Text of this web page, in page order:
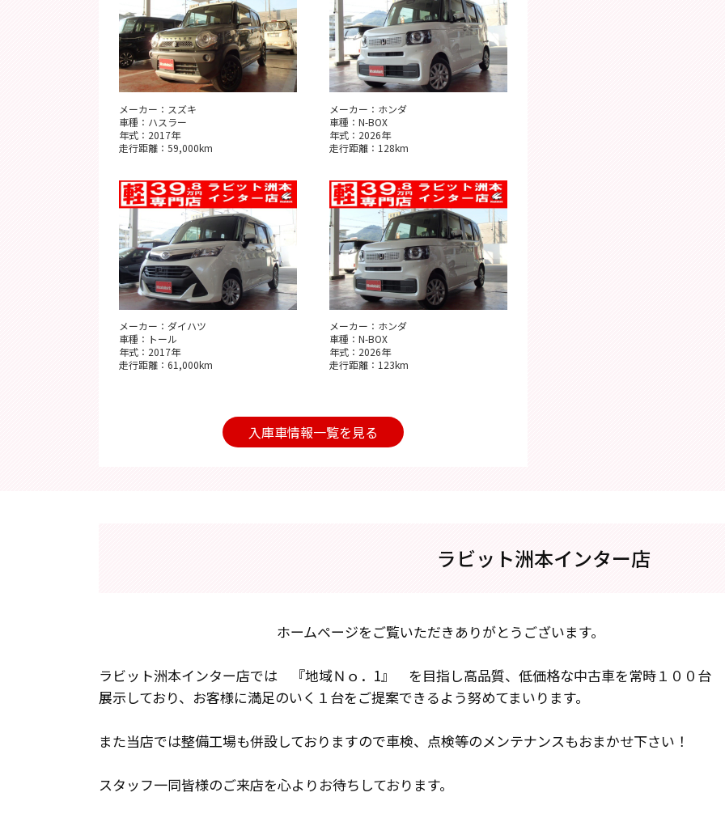
メーカー：スズキ
車種：ハスラー
年式：2017年
走行距離：59,000km
メーカー：ホンダ
車種：N-BOX
年式：2026年
走行距離：128km
メーカー：ダイハツ
車種：トール
年式：2017年
走行距離：61,000km
メーカー：ホンダ
車種：N-BOX
年式：2026年
走行距離：123km
入庫車情報一覧を見る
ラビット洲本インター店
ホームページをご覧いただきありがとうございます。
ラビット洲本インター店では 『地域Ｎｏ．1』 を目指し高品質、低価格な中古車を常時１００台
展示しており、お客様に満足のいく１台をご提案できるよう努めてまいります。
また当店では整備工場も併設しておりますので車検、点検等のメンテナンスもおまかせ下さい！
スタッフ一同皆様のご来店を心よりお待ちしております。